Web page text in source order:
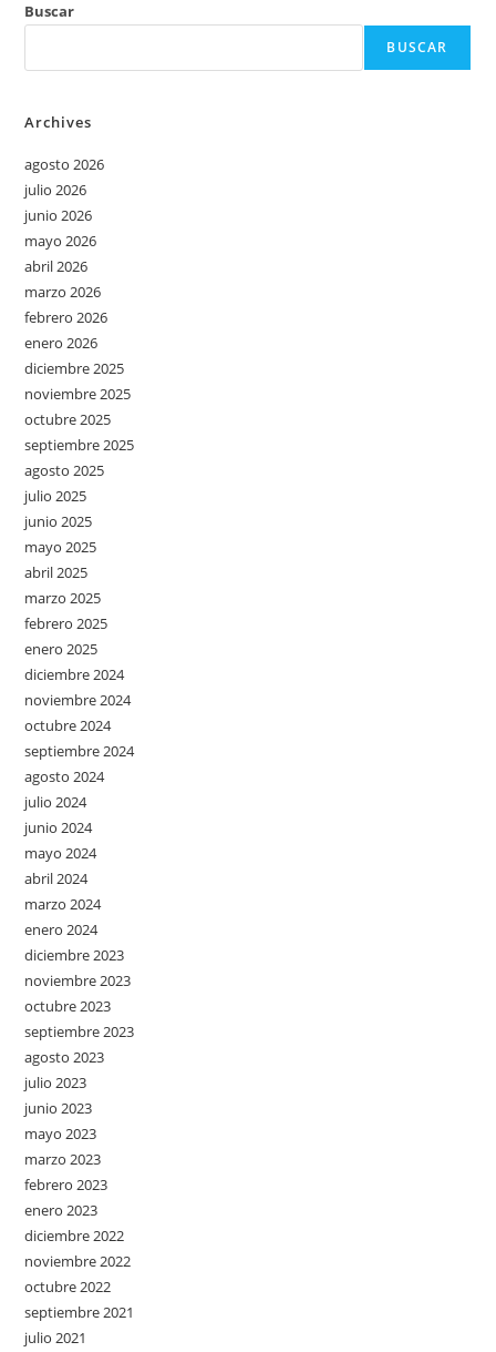
Buscar
BUSCAR
Archives
agosto 2026
julio 2026
junio 2026
mayo 2026
abril 2026
marzo 2026
febrero 2026
enero 2026
diciembre 2025
noviembre 2025
octubre 2025
septiembre 2025
agosto 2025
julio 2025
junio 2025
mayo 2025
abril 2025
marzo 2025
febrero 2025
enero 2025
diciembre 2024
noviembre 2024
octubre 2024
septiembre 2024
agosto 2024
julio 2024
junio 2024
mayo 2024
abril 2024
marzo 2024
enero 2024
diciembre 2023
noviembre 2023
octubre 2023
septiembre 2023
agosto 2023
julio 2023
junio 2023
mayo 2023
marzo 2023
febrero 2023
enero 2023
diciembre 2022
noviembre 2022
octubre 2022
septiembre 2021
julio 2021